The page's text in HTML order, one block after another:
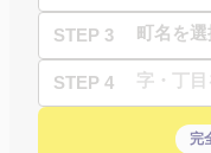
STEP 3
STEP 4
完